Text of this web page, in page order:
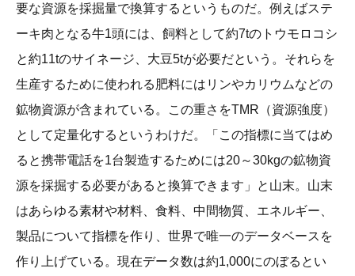
要な資源を採掘量で換算するというものだ。例えばステ
ーキ肉となる牛1頭には、飼料として約7tのトウモロコシ
と約11tのサイネージ、大豆5tが必要だという。それらを
生産するために使われる肥料にはリンやカリウムなどの
鉱物資源が含まれている。この重さをTMR（資源強度）
として定量化するというわけだ。「この指標に当てはめ
ると携帯電話を1台製造するためには20～30kgの鉱物資
源を採掘する必要があると換算できます」と山末。山末
はあらゆる素材や材料、食料、中間物質、エネルギー、
製品について指標を作り、世界で唯一のデータベースを
作り上げている。現在データ数は約1,000にのぼるとい